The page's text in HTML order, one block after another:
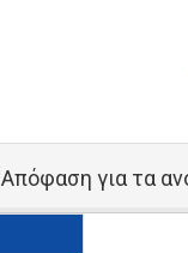
Απόφαση για τα